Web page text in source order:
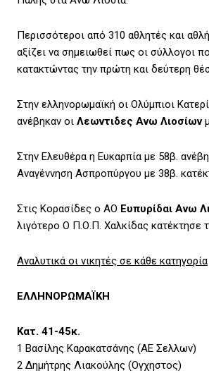
Περισσότεροι από 310 αθλητές και
αξίζει να σημειωθεί πως οι σύλλογοι
κατακτώντας την πρώτη και δεύτερη
Στην ελληνορωμαϊκή οι Ολύμπιοι
ανέβηκαν οι Λεωντιδες Ανω Λιοσίων
Στην Ελευθέρα η Ευκαρπία με 58β.
Αναγέννηση Ασπροπύργου με 38β.
Στις Κορασίδες ο ΑΟ Ευπυρίδαι Ανω
λιγότερο Ο Π.Ο.Π. Χαλκίδας κατέκτησε
Αναλυτικά οι νικητές σε κάθε κατηγορία
ΕΛΛΗΝΟΡΩΜΑΪΚΗ
Κατ. 41-45κ.
1 Βασίλης Καρακατσάνης (ΑΕ Σελλων)
2 Δημήτρης Λιακούλης (Ογχηστος)